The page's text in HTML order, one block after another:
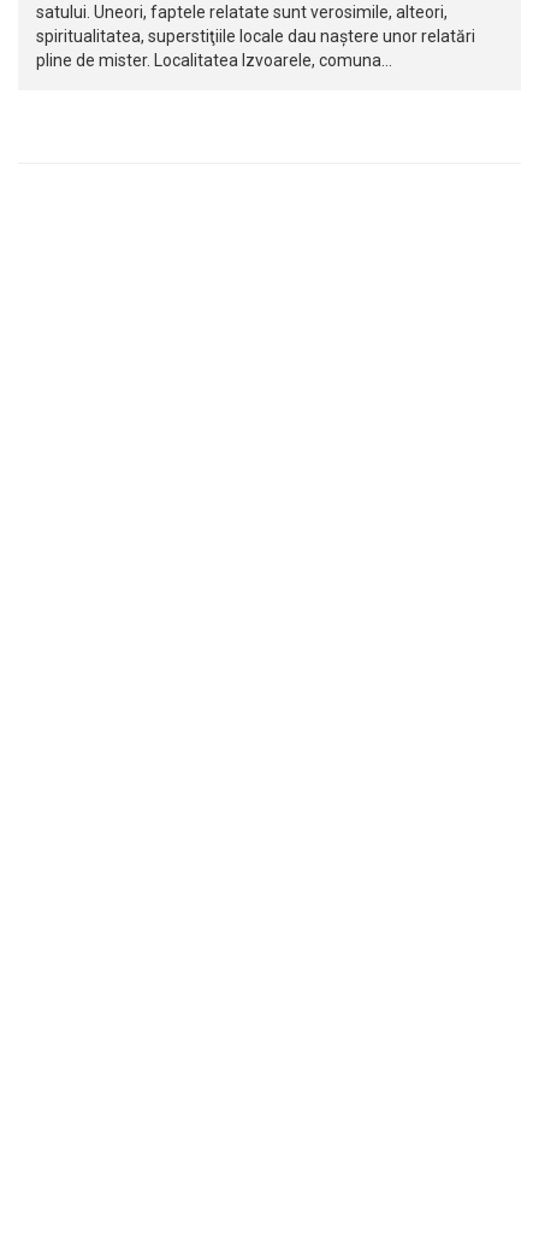
satului. Uneori, faptele relatate sunt verosimile, alteori,
spiritualitatea, superstiţiile locale dau naștere unor relatări
pline de mister. Localitatea Izvoarele, comuna…